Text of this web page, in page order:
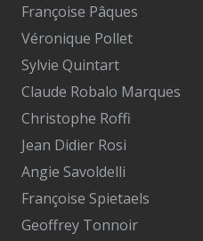
Françoise Pâques
Véronique Pollet
Sylvie Quintart
Claude Robalo Marques
Christophe Roffi
Jean Didier Rosi
Angie Savoldelli
Françoise Spietaels
Geoffrey Tonnoir